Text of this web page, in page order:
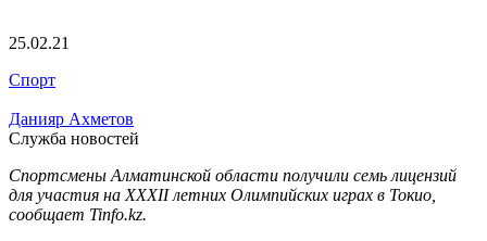
25.02.21
Спорт
Данияр Ахметов
Служба новостей
Спортсмены Алматинской области получили семь лицензий
для участия на XXXII летних Олимпийских играх в Токио,
сообщает Tinfo.kz.